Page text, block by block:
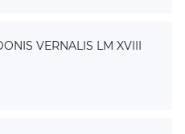
VERNALIS LM XVIII